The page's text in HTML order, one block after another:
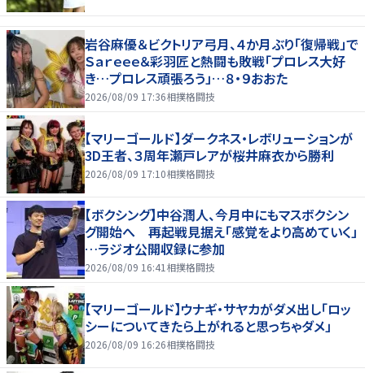
岩谷麻優＆ビクトリア弓月、４か月ぶり「復帰戦」で
Ｓａｒｅｅｅ＆彩羽匠と熱闘も敗戦「プロレス大好
き…プロレス頑張ろう」…８・９おおた
2026/08/09 17:36相撲格闘技
【マリーゴールド】ダークネス・レボリューションが
3D王者、３周年瀬戸レアが桜井麻衣から勝利
2026/08/09 17:10相撲格闘技
【ボクシング】中谷潤人、今月中にもマスボクシン
グ開始へ 再起戦見据え「感覚をより高めていく」
…ラジオ公開収録に参加
2026/08/09 16:41 相撲格闘技
【マリーゴールド】ウナギ・サヤカがダメ出し「ロッ
シーについてきたら上がれると思っちゃダメ」
2026/08/09 16:26相撲格闘技